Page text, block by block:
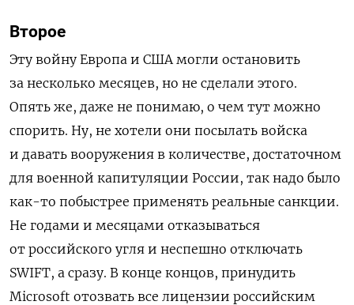
Второе
Эту войну Европа и США могли остановить
за несколько месяцев, но не сделали этого.
Опять же, даже не понимаю, о чем тут можно
спорить. Ну, не хотели они посылать войска
и давать вооружения в количестве, достаточном
для военной капитуляции России, так надо было
как-то побыстрее применять реальные санкции.
Не годами и месяцами отказываться
от российского угля и неспешно отключать
SWIFT, а сразу. В конце концов, принудить
Microsoft отозвать все лицензии российским